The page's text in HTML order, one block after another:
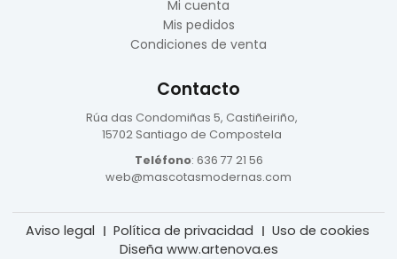
Mi cuenta
Mis pedidos
Condiciones de venta
Contacto
Rúa das Condomiñas 5, Castiñeiriño,
15702 Santiago de Compostela
Teléfono: 636 77 21 56
web@mascotasmodernas.com
Aviso legal Política de privacidad
Uso de cookies
Diseña www.artenova.es